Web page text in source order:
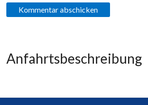
Anfahrtsbeschreibung